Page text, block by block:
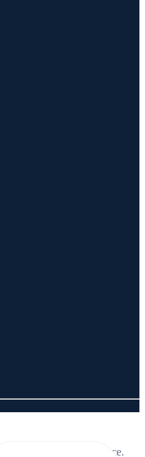
to improve your experience.